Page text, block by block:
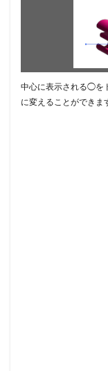
中心に表示される◯を
に変えることができま